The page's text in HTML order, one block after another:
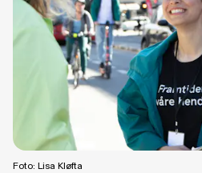
Foto: Lisa Kløfta